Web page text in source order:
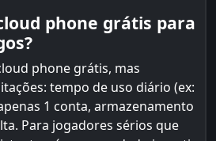
phone grátis para
phone grátis, mas
tempo de uso diário (ex:
1 conta, armazenamento
Para jogadores sérios que